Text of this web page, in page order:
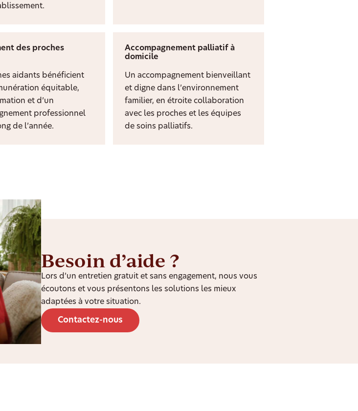
des proches
aidants bénéficient
équitable,
et d’un
professionnel
de l’année.
Accompagnement palliatif à
domicile
Un accompagnement bienveillant
et digne dans l’environnement
familier, en étroite collaboration
avec les proches et les équipes
de soins palliatifs.
Besoin d’aide ?
Lors d’un entretien gratuit et sans engagement, nous vous
écoutons et vous présentons les solutions les mieux
adaptées à votre situation.
Contactez-nous